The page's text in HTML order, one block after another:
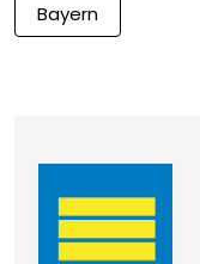
Bayern